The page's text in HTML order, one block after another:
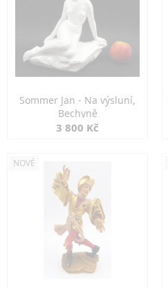
Sommer Jan - Na výsluní,
Bechyně
3 800 Kč
NOVÉ